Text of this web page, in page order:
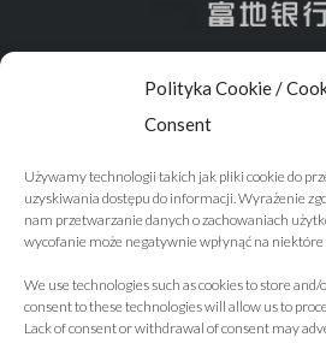
Polityka Cookie /
Consent
Używamy technologii takich jak pliki cookie do
uzyskiwania dostępu do informacji. Wyrażenie
nam przetwarzanie danych o zachowaniach
wycofanie może negatywnie wpłynąć na
We use technologies such as cookies to store
consent to these technologies will allow us to
Lack of consent or withdrawal of consent may